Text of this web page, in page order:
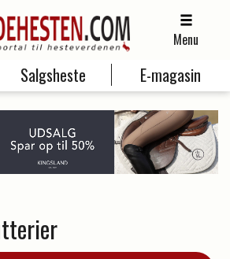
Menu
Salgsheste E-magasin